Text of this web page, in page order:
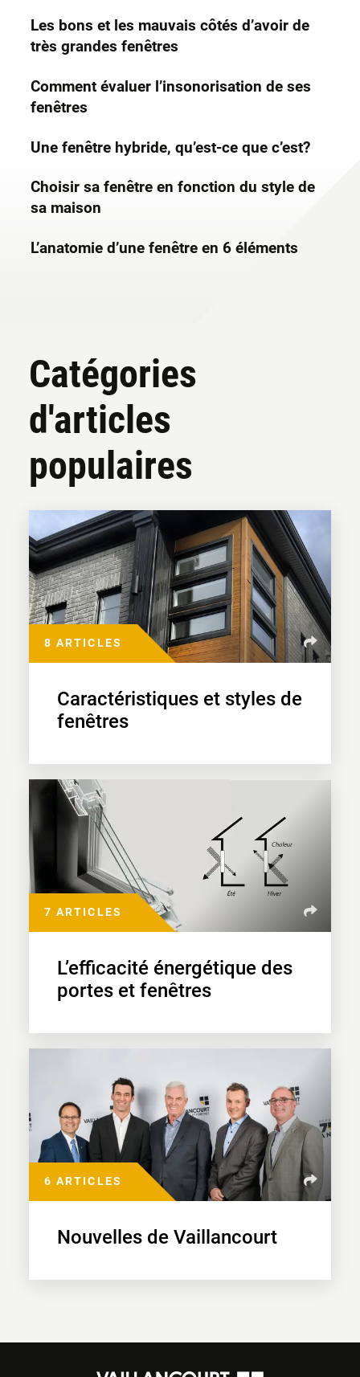
Les bons et les mauvais côtés d’avoir de
très grandes fenêtres
Comment évaluer l’insonorisation de ses
fenêtres
Une fenêtre hybride, qu’est-ce que c’est?
Choisir sa fenêtre en fonction du style de
sa maison
L’anatomie d’une fenêtre en 6 éléments
Catégories
d'articles
populaires
8 ARTICLES
Caractéristiques et styles de
fenêtres
7 ARTICLES
L’efficacité énergétique des
portes et fenêtres
6 ARTICLES
Nouvelles de Vaillancourt